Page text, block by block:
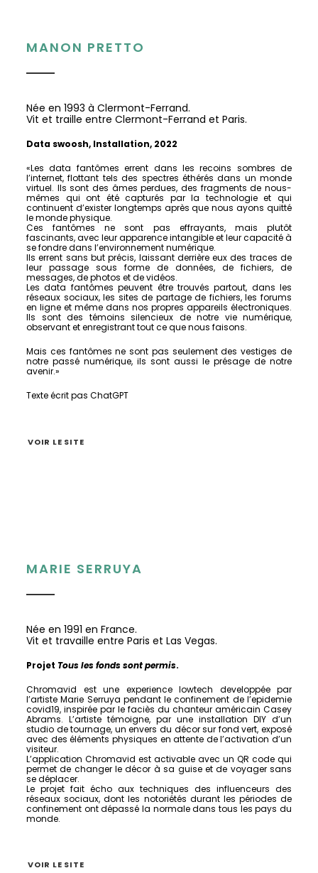
MANON PRETTO
Née en 1993 à Clermont-Ferrand.
Vit et traille entre Clermont-Ferrand et Paris.
Data swoosh, Installation, 2022
«Les data fantômes errent dans les recoins sombres de
l’internet, flottant tels des spectres éthérés dans un monde
virtuel. Ils sont des âmes perdues, des fragments de nous-
mêmes qui ont été capturés par la technologie et qui
continuent d’exister longtemps après que nous ayons quitté
le monde physique.
Ces fantômes ne sont pas effrayants, mais plutôt
fascinants, avec leur apparence intangible et leurcapacité à
se fondre dans l’environnement numérique.
Ils errent sans but précis, laissant derrière eux des traces de
leur passage sous forme de données, de fichiers, de
messages, de photos et de vidéos.
Les data fantômes peuvent être trouvés partout, dans les
réseaux sociaux, les sites de partage de fichiers, les forums
en ligne et même dans nos propres appareils électroniques.
Ils sont des témoins silencieux de notre vie numérique,
observant et enregistrant tout ce quenous faisons.
Mais ces fantômes ne sont pas seulement des vestiges de
notre passé numérique, ils sont aussi le présage de notre
avenir.»
Texte écrit pas ChatGPT
VOIR LE SITE
MARIE SERRUYA
Née en 1991 en France.
Vit et travaille entre Paris et Las Vegas.
Projet Tous les fonds sont permis.
Chromavid est une experience lowtech developpée par
l’artiste Marie Serruya pendant le confinement de l’epidemie
covid19, inspirée par le faciès du chanteur américain Casey
Abrams. L’artiste témoigne, par une installation DIY d’un
studio de tournage, un envers du décor sur fond vert, exposé
avec des éléments physiques en attente de l’activation d’un
visiteur.
L’application Chromavid est activable avec un QR code qui
permet de changer le décor à sa guise et de voyager sans
se déplacer.
Le projet fait écho aux techniques des influenceurs des
réseaux sociaux, dont les notoriétés durant les périodes de
confinement ont dépassé la normale dans tous les pays du
monde.
VOIR LE SITE